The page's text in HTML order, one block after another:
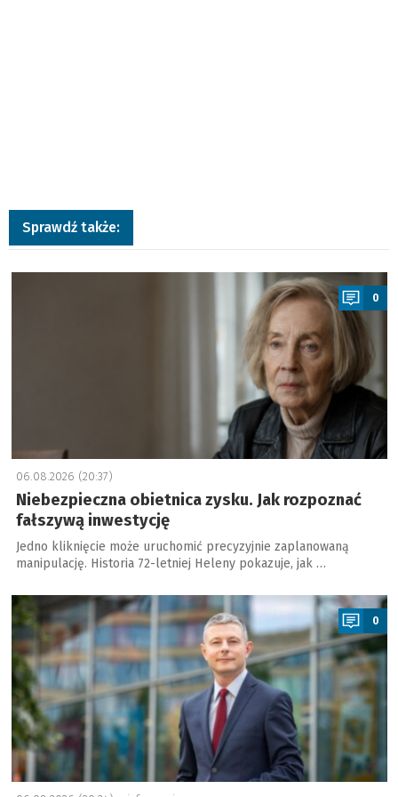
Sprawdź także:
a
0
06.08.2026 (20:37)
Niebezpieczna obietnica zysku. Jak rozpoznać
fałszywą inwestycję
Jedno kliknięcie może uruchomić precyzyjnie zaplanowaną
manipulację. Historia 72-letniej Heleny pokazuje, jak …
a
0